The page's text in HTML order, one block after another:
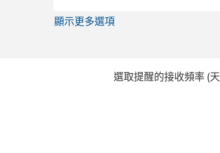
顯示更多選項
選取提醒的接收頻率 (天